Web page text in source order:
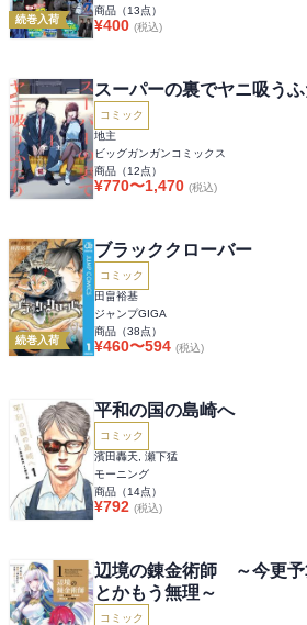
続巻入荷
商品（13点）
¥400 (税込)
スーパーの裏でヤニ吸うふ
コミック
地主
ビッグガンガンコミックス
商品（12点）
¥770〜1,470 (税込)
続巻入荷
ブラッククローバー
コミック
田畠裕基
ジャンプGIGA
商品（38点）
¥460〜594 (税込)
平和の国の島崎へ
コミック
濱田轟天, 瀬下猛
モーニング
商品（14点）
¥792 (税込)
辺境の錬金術師 ～今更予
とかもう無理～
コミック